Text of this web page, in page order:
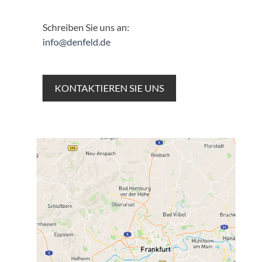
Schreiben Sie uns an:
info@denfeld.de
KONTAKTIEREN SIE UNS